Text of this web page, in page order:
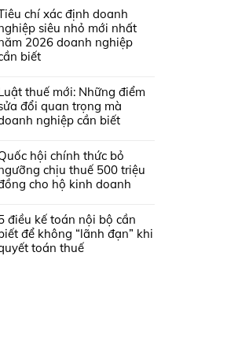
chí xác định doanh
siêu nhỏ mới nhất
2026 doanh nghiệp
biết
thuế mới: Những điểm
đổi quan trọng mà
nghiệp cần biết
hội chính thức bỏ
chịu thuế 500 triệu
cho hộ kinh doanh
điều kế toán nội bộ cần
để không “lãnh đạn” khi
toán thuế